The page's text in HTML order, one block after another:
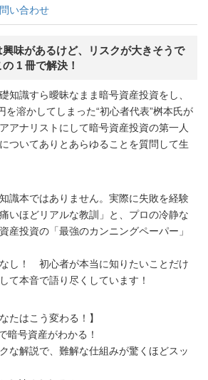
問い合わせ
興味があるけど、リスクが大きそうで
1 冊で解決！
知識すら曖昧なまま暗号資産投資をし、
を溶かしてしまった“初心者代表”桝本氏が
アナリストにして暗号資産投資の第一人
ついてありとあらゆることを質問して生
識本ではありません。実際に失敗を経験
いほどリアルな教訓」と、プロの冷静な
産投資の「最強のカンニングペーパー」
し！ 初心者が本当に知りたいことだけ
て本音で語り尽くしています！
たはこう変わる！】
暗号資産がわかる！
な解説で、難解な仕組みが驚くほどスッ